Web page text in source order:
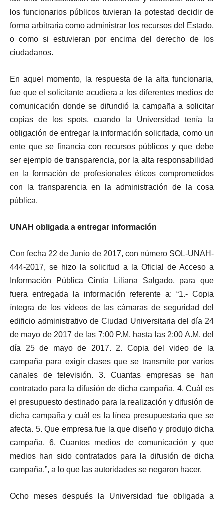
los funcionarios públicos tuvieran la potestad decidir de
forma arbitraria como administrar los recursos del Estado,
o como si estuvieran por encima del derecho de los
ciudadanos.
En aquel momento, la respuesta de la alta funcionaria,
fue que el solicitante acudiera a los diferentes medios de
comunicación donde se difundió la campaña a solicitar
copias de los spots, cuando la Universidad tenía la
obligación de entregar la información solicitada, como un
ente que se financia con recursos públicos y que debe
ser ejemplo de transparencia, por la alta responsabilidad
en la formación de profesionales éticos comprometidos
con la transparencia en la administración de la cosa
pública.
UNAH obligada a entregar información
Con fecha 22 de Junio de 2017, con número SOL-UNAH-
444-2017, se hizo la solicitud a la Oficial de Acceso a
Información Pública Cintia Liliana Salgado, para que
fuera entregada la información referente a: “1.- Copia
íntegra de los vídeos de las cámaras de seguridad del
edificio administrativo de Ciudad Universitaria del día 24
de mayo de 2017 de las 7:00 P.M. hasta las 2:00 A.M. del
día 25 de mayo de 2017. 2. Copia del video de la
campaña para exigir clases que se transmite por varios
canales de televisión. 3. Cuantas empresas se han
contratado para la difusión de dicha campaña. 4. Cuál es
el presupuesto destinado para la realización y difusión de
dicha campaña y cuál es la línea presupuestaria que se
afecta. 5. Que empresa fue la que diseño y produjo dicha
campaña. 6. Cuantos medios de comunicación y que
medios han sido contratados para la difusión de dicha
campaña.”, a lo que las autoridades se negaron hacer.
Ocho meses después la Universidad fue obligada a